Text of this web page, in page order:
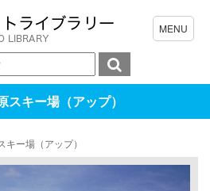
スキー場（アップ）
キー場（アップ）